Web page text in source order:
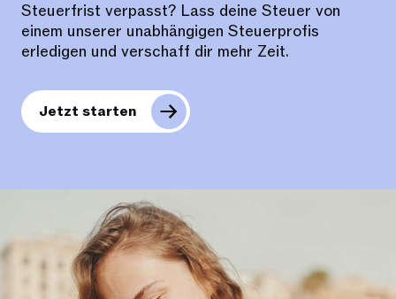
Steuerfrist verpasst? Lass deine Steuer von
einem unserer unabhängigen Steuerprofis
erledigen und verschaff dir mehr Zeit.
Jetzt starten